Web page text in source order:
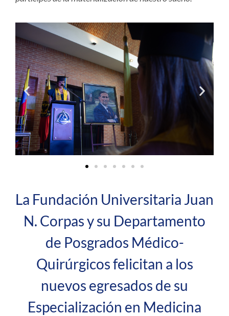
La Fundación Universitaria Juan
N. Corpas y su Departamento
de Posgrados Médico-
Quirúrgicos felicitan a los
nuevos egresados de su
Especialización en Medicina